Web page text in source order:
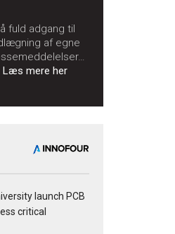
fuld adgang til
af egne
Læs mere her
launch PCB
critical